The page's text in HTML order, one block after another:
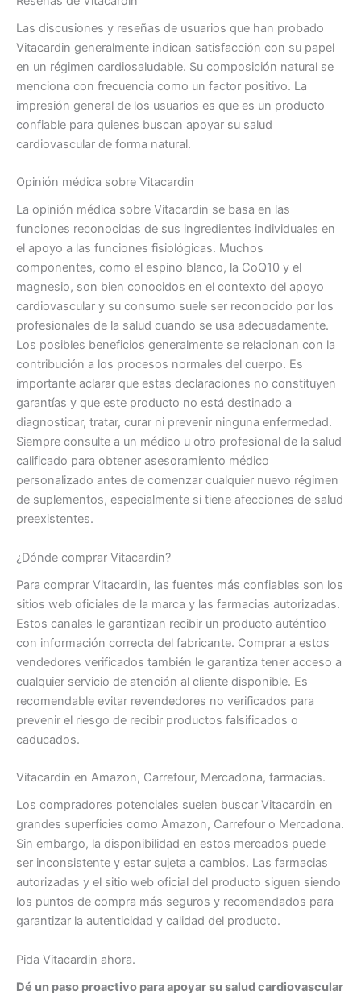
Las discusiones y reseñas de usuarios que han probado
Vitacardin generalmente indican satisfacción con su papel
en un régimen cardiosaludable. Su composición natural se
menciona con frecuencia como un factor positivo. La
impresión general de los usuarios es que es un producto
confiable para quienes buscan apoyar su salud
cardiovascular de forma natural.
Opinión médica sobre Vitacardin
La ​​opinión médica sobre Vitacardin se basa en las
funciones reconocidas de sus ingredientes individuales en
el apoyo a las funciones fisiológicas. Muchos
componentes, como el espino blanco, la CoQ10 y el
magnesio, son bien conocidos en el contexto del apoyo
cardiovascular y su consumo suele ser reconocido por los
profesionales de la salud cuando se usa adecuadamente.
Los posibles beneficios generalmente se relacionan con la
contribución a los procesos normales del cuerpo. Es
importante aclarar que estas declaraciones no constituyen
garantías y que este producto no está destinado a
diagnosticar, tratar, curar ni prevenir ninguna enfermedad.
Siempre consulte a un médico u otro profesional de la salud
calificado para obtener asesoramiento médico
personalizado antes de comenzar cualquier nuevo régimen
de suplementos, especialmente si tiene afecciones de salud
preexistentes.
¿Dónde comprar Vitacardin?
Para comprar Vitacardin, las fuentes más confiables son los
sitios web oficiales de la marca y las farmacias autorizadas.
Estos canales le garantizan recibir un producto auténtico
con información correcta del fabricante. Comprar a estos
vendedores verificados también le garantiza tener acceso a
cualquier servicio de atención al cliente disponible. Es
recomendable evitar revendedores no verificados para
prevenir el riesgo de recibir productos falsificados o
caducados.
Vitacardin en Amazon, Carrefour, Mercadona, farmacias.
Los compradores potenciales suelen buscar Vitacardin en
grandes superficies como Amazon, Carrefour o Mercadona.
Sin embargo, la disponibilidad en estos mercados puede
ser inconsistente y estar sujeta a cambios. Las farmacias
autorizadas y el sitio web oficial del producto siguen siendo
los puntos de compra más seguros y recomendados para
garantizar la autenticidad y calidad del producto.
Pida Vitacardin ahora.
Dé un paso proactivo para apoyar su salud cardiovascular